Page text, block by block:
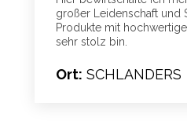
großer Leidenschaft und
Produkte mit
sehr stolz bin.
Ort: SCHLANDERS